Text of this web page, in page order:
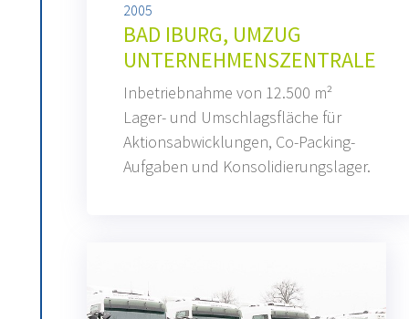
2005
BAD IBURG, UMZUG
UNTERNEHMENSZENTRALE
Inbetriebnahme von 12.500 m²
Lager- und Umschlagsfläche für
Aktionsabwicklungen, Co-Packing-
Aufgaben und Konsolidierungslager.